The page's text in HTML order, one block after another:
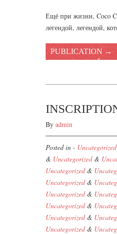
Ещё при жизни, Coco
легендой, легендой,
PUBLICATION →
By admin
Posted in - Uncategorized
& Uncategorized&
Uncategorized&
Uncategorized&
Uncategorized&
Uncategorized&
Uncategorized&
Uncategorized&